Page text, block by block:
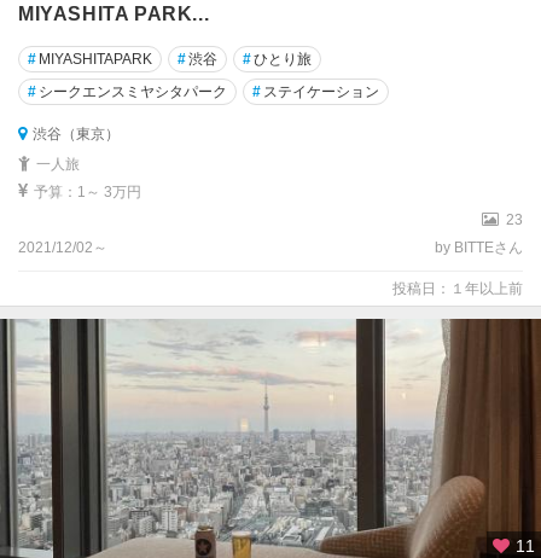
MIYASHITA PARK...
# MIYASHITAPARK #渋谷 #ひとり旅
# シークエンスミヤシタパーク # ステイケーション
渋谷（東京）
一人旅
予算：1～ 3万円
23
2021/12/02～
by BITTEさん
投稿日：１年以上前
11